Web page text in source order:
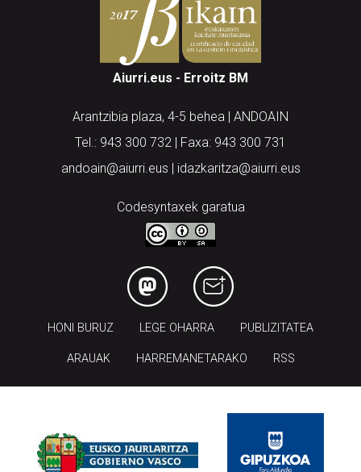
Aiurri.eus - Erroitz BM
Arantzibia plaza, 4-5 behea | ANDOAIN
Tel.: 943 300 732 | Faxa: 943 300 731
andoain@aiurri.eus | idazkaritza@aiurri.eus
Codesyntaxek garatua
HONI BURUZ LEGE OHARRA PUBLIZITATEA
ARAUAK HARREMANETARAKO RSS